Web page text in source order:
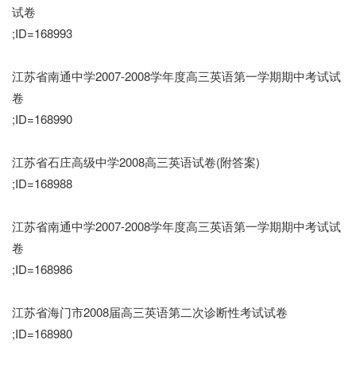
试卷
;ID=168993
江苏省南通中学2007-2008学年度高三英语第一学期期中考试试
卷
;ID=168990
江苏省石庄高级中学2008高三英语试卷(附答案)
;ID=168988
江苏省南通中学2007-2008学年度高三英语第一学期期中考试试
卷
;ID=168986
江苏省海门市2008届高三英语第二次诊断性考试试卷
;ID=168980